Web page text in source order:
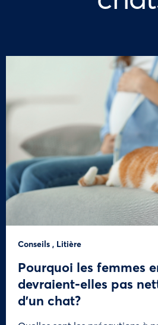
Conseils , Litière
Pourquoi les femmes
devraient-elles pas
d’un chat?